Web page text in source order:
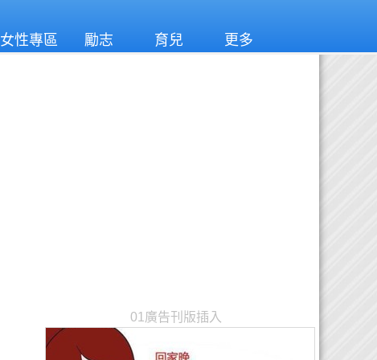
女性專區 勵志 育兒 更多
01廣告刊版插入